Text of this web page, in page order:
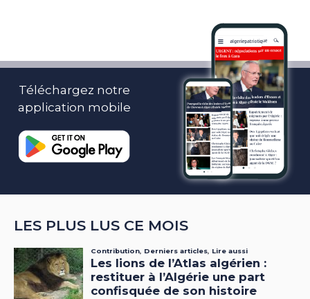
Téléchargez notre
application mobile
LES PLUS LUS CE MOIS